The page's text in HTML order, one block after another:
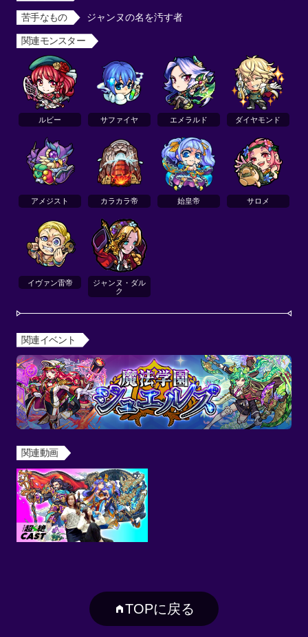
苦手なもの ジャンヌの名を汚す者
関連モンスター
ルビー サファイヤ エメラルド ダイヤモンド
アメジスト カラカラ帝 始皇帝 サロメ
イヴァン雷帝
ジャンヌ・ダル
ク
関連イベント
関連動画
TOPに戻る